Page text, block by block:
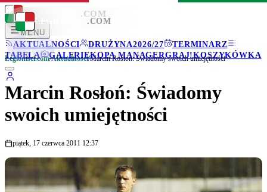
LEGIONISCI .COM
MENU
AKTUALNOŚCI
DRUŻYNA2026/27
TERMINARZ
TABELA
GALERIEKOPA MANAGERGRAJ!KOSZYKÓWKA
LEGIONISCI .COM
Legionisci.com/Aktualności/Marcin Rosłoń: Świadomy swoich umiejętności
Marcin Rosłoń: Świadomy
swoich umiejętności
piątek, 17 czerwca 2011 12:37